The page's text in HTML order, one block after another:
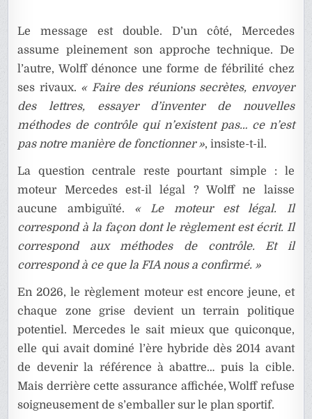
Le message est double. D’un côté, Mercedes
assume pleinement son approche technique. De
l’autre, Wolff dénonce une forme de fébrilité chez
ses rivaux. « Faire des réunions secrètes, envoyer
des lettres, essayer d’inventer de nouvelles
méthodes de contrôle qui n’existent pas… ce n’est
pas notre manière de fonctionner », insiste-t-il.
La question centrale reste pourtant simple : le
moteur Mercedes est-il légal ? Wolff ne laisse
aucune ambiguïté. « Le moteur est légal. Il
correspond à la façon dont le règlement est écrit. Il
correspond aux méthodes de contrôle. Et il
correspond à ce que la FIA nous a confirmé. »
En 2026, le règlement moteur est encore jeune, et
chaque zone grise devient un terrain politique
potentiel. Mercedes le sait mieux que quiconque,
elle qui avait dominé l’ère hybride dès 2014 avant
de devenir la référence à abattre… puis la cible.
Mais derrière cette assurance affichée, Wolff refuse
soigneusement de s’emballer sur le plan sportif.